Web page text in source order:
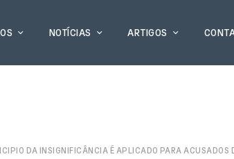
NOTÍCIAS ARTIGOS
DA INSIGNIFICÂNCIA É APLICADO PARA ACUSADOS